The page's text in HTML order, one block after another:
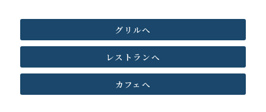
お子様ランチ 1,700円
グリルへ
レストランへ
カフェへ